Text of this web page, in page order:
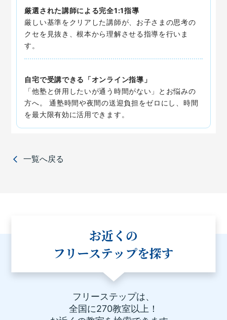
厳選された講師による完全1:1指導
厳しい基準をクリアした講師が、お子さまの思考の
クセを見抜き、根本から理解させる指導を行いま
す。
自宅で受講できる「オンライン指導」
「他塾と併用したいが通う時間がない」とお悩みの
方へ。 通塾時間や夜間の送迎負担をゼロにし、時間
を最大限有効に活用できます。
一覧へ戻る
お近くの
フリーステップを探す
フリーステップは、
全国に270教室以上！